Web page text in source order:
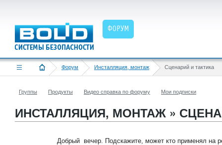
ФОРУМ
Форум Инсталляция, монтаж Сценарий и тактика
Группы Продукты Видео справка по форуму Мои подписки
ИНСТАЛЛЯЦИЯ, МОНТАЖ »
Добрый вечер. Подскажите, может кто применял на